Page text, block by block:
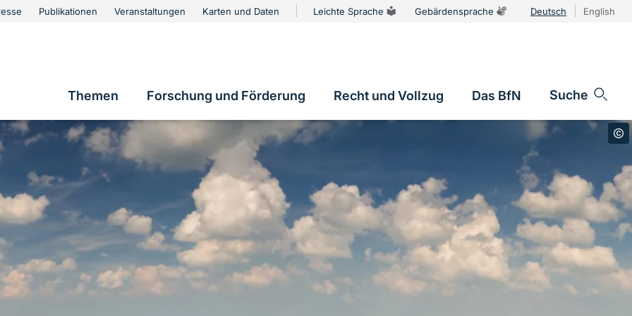
Publikationen Veranstaltungen Karten und Daten Leichte Sprache Gebärdensprache Deutsch English
Hauptnavigation
Themen Forschung und Förderung Recht und Vollzug Das BfN Suche